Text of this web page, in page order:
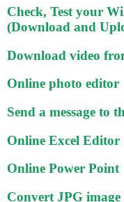
Check, Test your
(Download and
Download video
Online photo editor
Send a message to
Online Excel Editor
Online Power Point
Convert JPG